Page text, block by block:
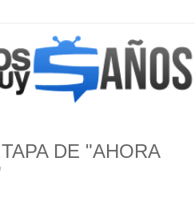
DE "AHORA